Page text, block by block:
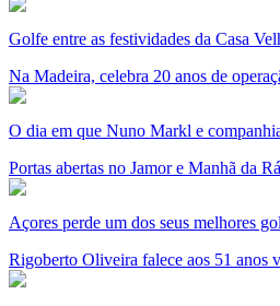
Golfe entre as festividades da Casa
Na Madeira, celebra 20 anos de
O dia em que Nuno Markl e
Portas abertas no Jamor e Manhã da
Açores perde um dos seus melhores
Rigoberto Oliveira falece aos 51 anos